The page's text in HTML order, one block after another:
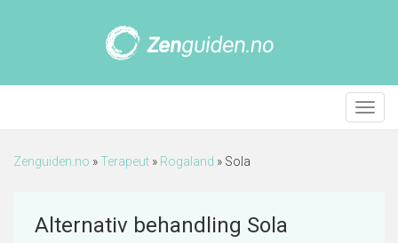
Meny
Zenguiden.no »Terapeut » Rogaland » Sola
Alternativ behandling Sola